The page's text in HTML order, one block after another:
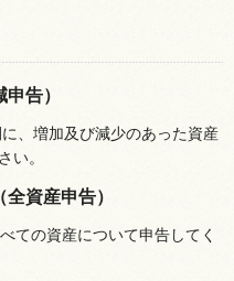
告）
、増加及び減少のあった資産
い。
資産申告）
ての資産について申告してく